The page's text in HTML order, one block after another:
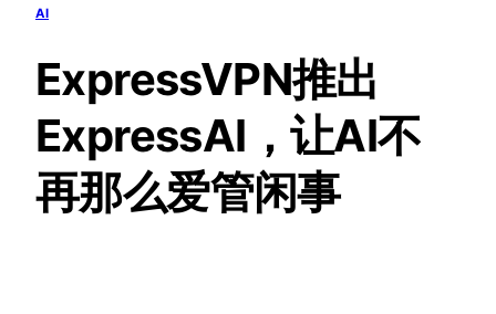
AI
ExpressVPN推出
ExpressAI，让AI不
再那么爱管闲事